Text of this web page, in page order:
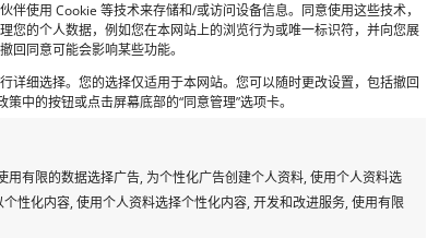
伴使用 Cookie 等技术来存储和/或访问设备信息。同意使用这些技术，
您的个人数据，例如您在本网站上的浏览行为或唯一标识符，并向您展
回同意可能会影响某些功能。
详细选择。您的选择仅适用于本网站。您可以随时更改设置，包括撤回
中的按钮或点击屏幕底部的“同意管理”选项卡。
用有限的数据选择广告, 为个性化广告创建个人资料, 使用个人资料选
性化内容, 使用个人资料选择个性化内容, 开发和改进服务, 使用有限